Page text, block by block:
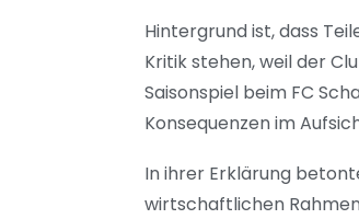
Hintergrund ist, dass
Kritik stehen, weil der
Saisonspiel beim FC
Konsequenzen im
In ihrer Erklärung
wirtschaftlichen